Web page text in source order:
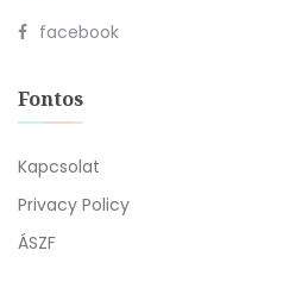
facebook
Fontos
Kapcsolat
Privacy Policy
ÁSZF